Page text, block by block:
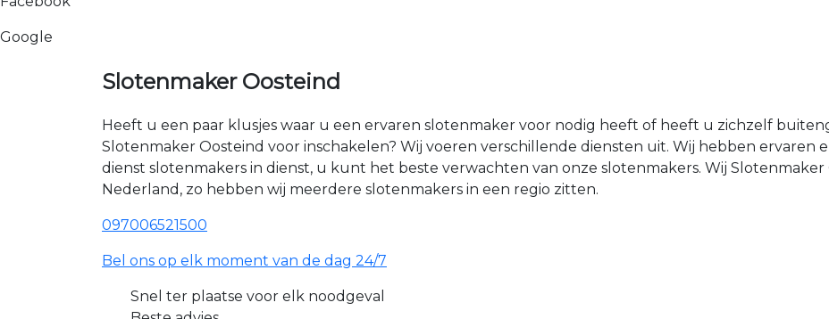
Google
Slotenmaker Oosteind
Heeft u een paar klusjes waar u een ervaren slotenmaker voor nodig heeft of heeft u zichzelf
Slotenmaker Oosteind voor inschakelen? Wij voeren verschillende diensten uit. Wij hebben ervaren
dienst slotenmakers in dienst, u kunt het beste verwachten van onze slotenmakers. Wij Slotenmaker
Nederland, zo hebben wij meerdere slotenmakers in een regio zitten.
097006521500
Bel ons op elk moment van de dag 24/7
Snel ter plaatse voor elk noodgeval